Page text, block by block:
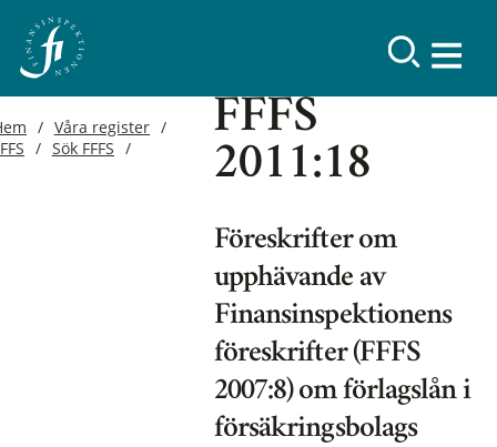
Våra register
Sök FFFS
FFFS
2011:18
Föreskrifter om
upphävande av
Finansinspektionens
föreskrifter (FFFS
2007:8) om förlagslån i
försäkringsbolags